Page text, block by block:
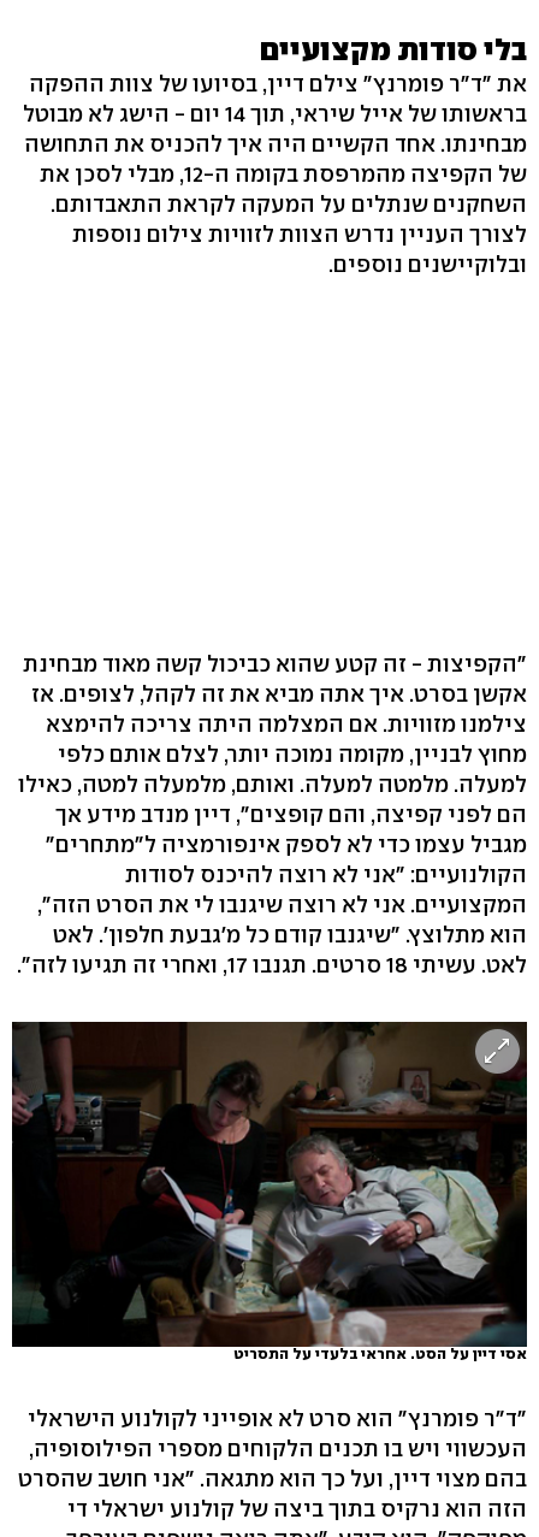
בלי סודות מקצועיים
את "ד"ר פומרנץ" צילם דיין, בסיועו של צוות ההפקה
בראשותו של אייל שיראי, תוך 14 יום - הישג לא מבוטל
מבחינתו. אחד הקשיים היה איך להכניס את התחושה
של הקפיצה מהמרפסת בקומה ה-12, מבלי לסכן את
השחקנים שנתלים על המעקה לקראת התאבדותם.
לצורך העניין נדרש הצוות לזוויות צילום נוספות
ובלוקיישנים נוספים.
"הקפיצות - זה קטע שהוא כביכול קשה מאוד מבחינת
אקשן בסרט. איך אתה מביא את זה לקהל, לצופים. אז
צילמנו מזוויות. אם המצלמה היתה צריכה להימצא
מחוץ לבניין, מקומה נמוכה יותר, לצלם אותם כלפי
למעלה. מלמטה למעלה. ואותם, מלמעלה למטה, כאילו
הם לפני קפיצה, והם קופצים", דיין מנדב מידע אך
מגביל עצמו כדי לא לספק אינפורמציה ל"מתחרים"
הקולנועיים: "אני לא רוצה להיכנס לסודות
המקצועיים. אני לא רוצה שיגנבו לי את הסרט הזה",
הוא מתלוצץ. "שיגנבו קודם כל מ'גבעת חלפון'. לאט
לאט. עשיתי 18 סרטים. תגנבו 17, ואחרי זה תגיעו לזה".
אסי דיין על הסט. אחראי בלעדי על התסריט
"ד"ר פומרנץ" הוא סרט לא אופייני לקולנוע הישראלי
העכשווי ויש בו תכנים הלקוחים מספרי הפילוסופיה,
בהם מצוי דיין, ועל כך הוא מתגאה. "אני חושב שהסרט
הזה הוא נרקיס בתוך ביצה של קולנוע ישראלי די